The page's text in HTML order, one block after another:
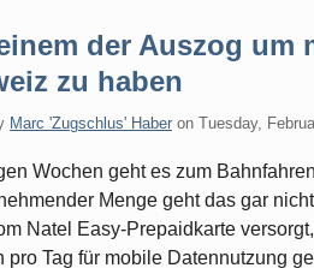
der Auszog um
zu haben
Marc 'Zugschlus' Haber on Tuesday,
Wochen geht es zum
Menge geht das gar
Natel Easy-Prepaidkarte
pro Tag für mobile Datennutzung